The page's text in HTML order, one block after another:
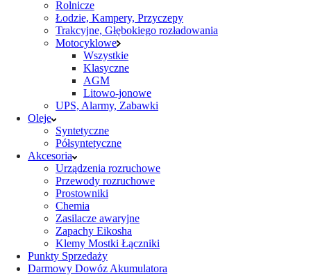
Rolnicze
Łodzie, Kampery, Przyczepy
Trakcyjne, Głębokiego rozładowania
Motocyklowe
Wszystkie
Klasyczne
AGM
Litowo-jonowe
UPS, Alarmy, Zabawki
Oleje
Syntetyczne
Półsyntetyczne
Akcesoria
Urządzenia rozruchowe
Przewody rozruchowe
Prostowniki
Chemia
Zasilacze awaryjne
Zapachy Eikosha
Klemy Mostki Łączniki
Punkty Sprzedaży
Darmowy Dowóz Akumulatora